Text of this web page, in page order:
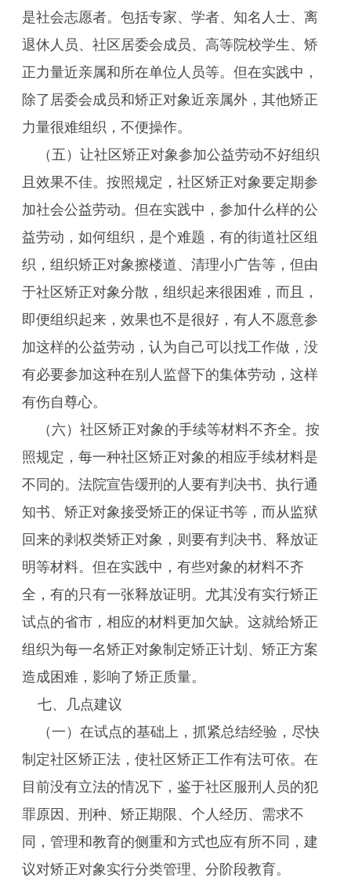
是社会志愿者。包括专家、学者、知名人士、离
退休人员、社区居委会成员、高等院校学生、矫
正力量近亲属和所在单位人员等。但在实践中，
除了居委会成员和矫正对象近亲属外，其他矫正
力量很难组织，不便操作。
（五）让社区矫正对象参加公益劳动不好组织
且效果不佳。按照规定，社区矫正对象要定期参
加社会公益劳动。但在实践中，参加什么样的公
益劳动，如何组织，是个难题，有的街道社区组
织，组织矫正对象擦楼道、清理小广告等，但由
于社区矫正对象分散，组织起来很困难，而且，
即便组织起来，效果也不是很好，有人不愿意参
加这样的公益劳动，认为自己可以找工作做，没
有必要参加这种在别人监督下的集体劳动，这样
有伤自尊心。
（六）社区矫正对象的手续等材料不齐全。按
照规定，每一种社区矫正对象的相应手续材料是
不同的。法院宣告缓刑的人要有判决书、执行通
知书、矫正对象接受矫正的保证书等，而从监狱
回来的剥权类矫正对象，则要有判决书、释放证
明等材料。但在实践中，有些对象的材料不齐
全，有的只有一张释放证明。尤其没有实行矫正
试点的省市，相应的材料更加欠缺。这就给矫正
组织为每一名矫正对象制定矫正计划、矫正方案
造成困难，影响了矫正质量。
七、几点建议
（一）在试点的基础上，抓紧总结经验，尽快
制定社区矫正法，使社区矫正工作有法可依。在
目前没有立法的情况下，鉴于社区服刑人员的犯
罪原因、刑种、矫正期限、个人经历、需求不
同，管理和教育的侧重和方式也应有所不同，建
议对矫正对象实行分类管理、分阶段教育。